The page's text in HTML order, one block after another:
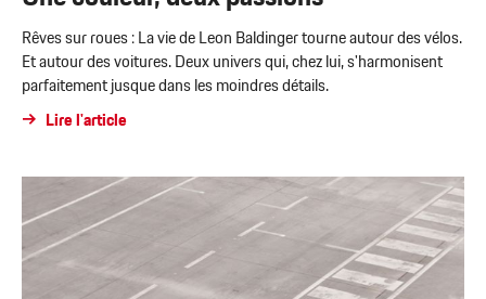
Une couleur, deux passions
Rêves sur roues : La vie de Leon Baldinger tourne autour des vélos.
Et autour des voitures. Deux univers qui, chez lui, s'harmonisent